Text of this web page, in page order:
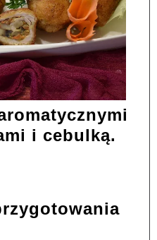
i cebulką.